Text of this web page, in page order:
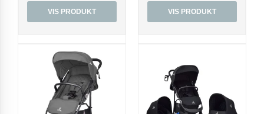
VIS PRODUKT VIS PRODUKT